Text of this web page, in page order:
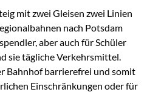
mit zwei Gleisen zwei Linien
nach Potsdam
aber auch für Schüler
sie tägliche Verkehrsmittel.
Bahnhof barrierefrei und somit
Einschränkungen oder für